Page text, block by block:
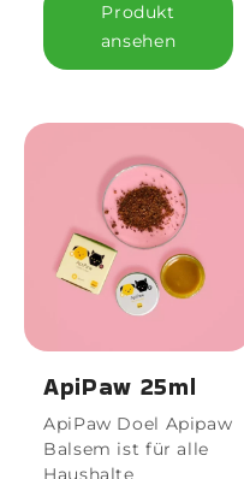
Produkt
ansehen
ApiPaw 25ml
ApiPaw Doel Apipaw
Balsem ist für alle
Haushalte